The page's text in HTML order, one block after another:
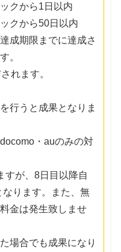
クから1日以内
クから50日以内
成期限までに達成さ
。
れます。
行うと成果となりま
・auのみの対
が、8日目以降自
ります。また、無
金は発生致しませ
場合でも成果になり